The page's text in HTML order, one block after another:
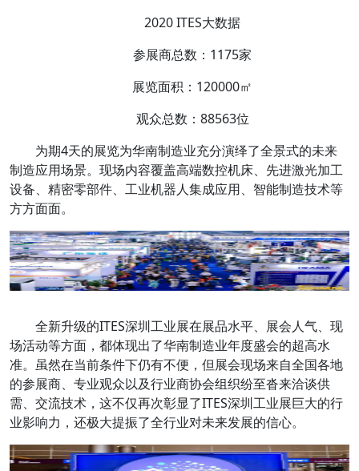
2020 ITES大数据
参展商总数：1175家
展览面积：120000㎡
观众总数：88563位
为期4天的展览为华南制造业充分演绎了全景式的未来
制造应用场景。现场内容覆盖高端数控机床、先进激光加工
设备、精密零部件、工业机器人集成应用、智能制造技术等
方方面面。
全新升级的ITES深圳工业展在展品水平、展会人气、现
场活动等方面，都体现出了华南制造业年度盛会的超高水
准。虽然在当前条件下仍有不便，但展会现场来自全国各地
的参展商、专业观众以及行业商协会组织纷至沓来洽谈供
需、交流技术，这不仅再次彰显了ITES深圳工业展巨大的行
业影响力，还极大提振了全行业对未来发展的信心。